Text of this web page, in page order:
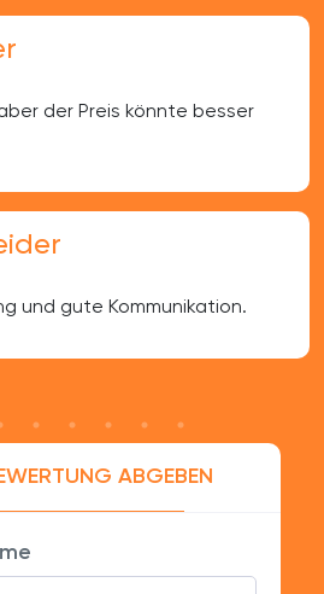
der Preis könnte besser
und gute Kommunikation.
ABGEBEN